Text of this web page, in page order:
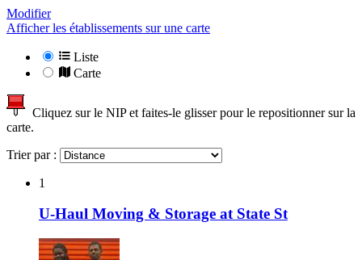
Modifier
Afficher les établissements sur une carte
Liste
Carte
Cliquez sur le NIP et faites-le glisser pour le repositionner sur la
carte.
Trier par :
1
U-Haul Moving & Storage at State St